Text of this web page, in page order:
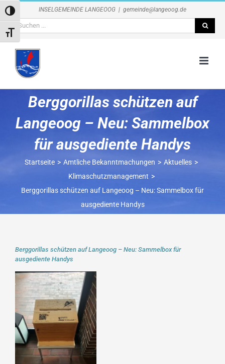
Zum
springen
INSELGEMEINDE LANGEOOG | gemeinde@langeoog.de
Suche
nach:
Berggorillas schützen auf
Langeoog – Neu: Sammelbox
für ausgediente Handys
Startseite Amtliche Bekanntmachungen
Aktuelles
Klimaschutzmanagement
Berggorillas schützen auf Langeoog – Neu: Sammelbox für
ausgediente Handys
Umschalten auf hohe Kontraste
Schrift vergrößern
Berggorillas schützen auf Langeoog – Neu: Sammelbox für
ausgediente Handys